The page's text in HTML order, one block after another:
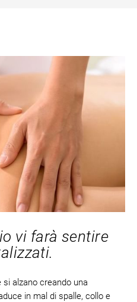
vi farà sentire
alzano creando una
in mal di spalle, collo e